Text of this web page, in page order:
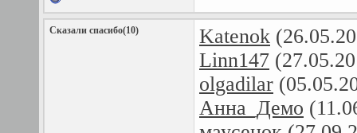
Сказали спасибо(10) Katenok
Linn147
olgadilar
Анна_Демо